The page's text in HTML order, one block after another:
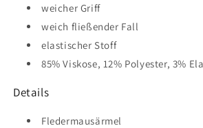
weicher Griff
weich fließender Fall
elastischer Stoff
85% Viskose, 12% Polyester, 3%
Details
Fledermausärmel